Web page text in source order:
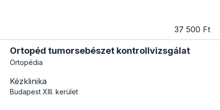
37 500 Ft
Ortopéd tumorsebészet kontrollvizsgálat
Ortopédia
Kézklinika
Budapest XIII. kerület